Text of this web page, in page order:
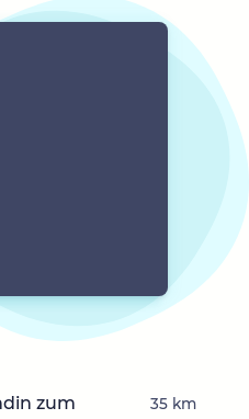
zum
35 km